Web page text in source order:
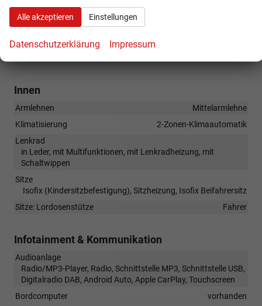
(HN) Loft
(1G1) Reserverad, platzsparend
(8N6) Licht-/ Regensensor
Innen
Armlehnen
Mittelarmlehne
Klimatisierung
2-Zonen-Klimaautomatik
Lenkrad
in Leder, mit Multifunktionen, mit Lenkradheizung, mit
Schaltwippen
Sitze
Isofix (Kindersitzbefestigung), Sitzheizung, Isofix Beifahrersitz
Sitze: Lordosenstütze
Fahrer
Infotainment & Kommunikation
Audioanlage
Radio/MP3-Player, Radio, Schnittstelle MP3, Schnittstelle USB,
Digitalradio DAB, Android Auto, Apple CarPlay, Touchscreen
Bordcomputer
vorhanden
Alle akzeptieren Einstellungen
Datenschutzerklärung Impressum